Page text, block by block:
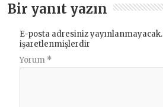
Bir yanıt yazın
E-posta adresiniz yayınlanmayacak.
işaretlenmişlerdir
Yorum *